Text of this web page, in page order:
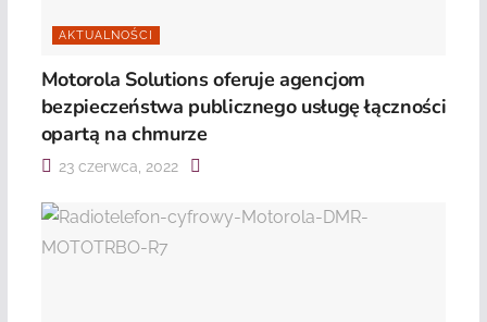
AKTUALNOŚCI
Motorola Solutions oferuje agencjom
bezpieczeństwa publicznego usługę łączności
opartą na chmurze
23 czerwca, 2022